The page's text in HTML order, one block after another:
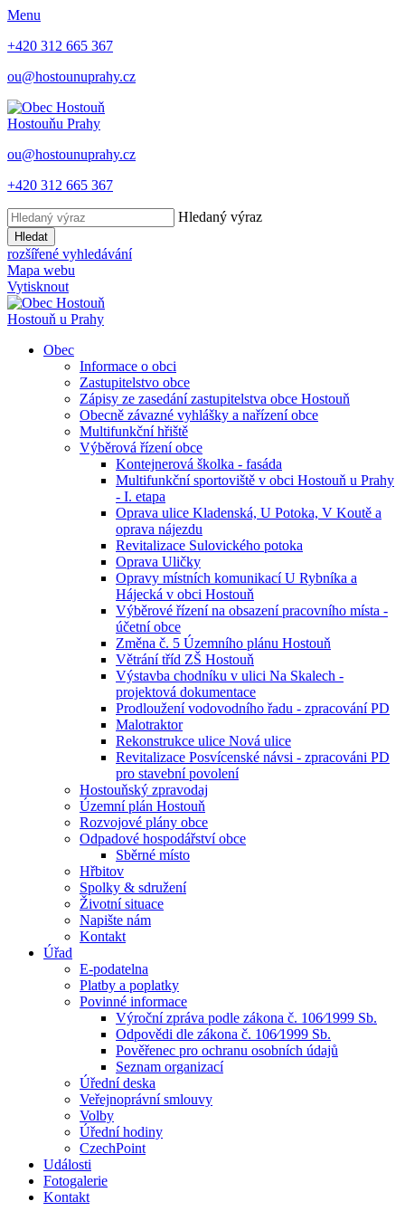
Menu
+420 312 665 367
ou@hostounuprahy.cz
Hostouňu Prahy
ou@hostounuprahy.cz
+420 312 665 367
Hledaný výraz
Hledat
rozšířené vyhledávání
Mapa webu
Vytisknout
Hostouň u Prahy
Obec
Informace o obci
Zastupitelstvo obce
Zápisy ze zasedání zastupitelstva obce Hostouň
Obecně závazné vyhlášky a nařízení obce
Multifunkční hřiště
Výběrová řízení obce
Kontejnerová školka - fasáda
Multifunkční sportoviště v obci Hostouň u Prahy
- I. etapa
Oprava ulice Kladenská, U Potoka, V Koutě a
oprava nájezdu
Revitalizace Sulovického potoka
Oprava Uličky
Opravy místních komunikací U Rybníka a
Hájecká v obci Hostouň
Výběrové řízení na obsazení pracovního místa -
účetní obce
Změna č. 5 Územního plánu Hostouň
Větrání tříd ZŠ Hostouň
Výstavba chodníku v ulici Na Skalech -
projektová dokumentace
Prodloužení vodovodního řadu - zpracování PD
Malotraktor
Rekonstrukce ulice Nová ulice
Revitalizace Posvícenské návsi - zpracováni PD
pro stavební povolení
Hostouňský zpravodaj
Územní plán Hostouň
Rozvojové plány obce
Odpadové hospodářství obce
Sběrné místo
Hřbitov
Spolky & sdružení
Životní situace
Napište nám
Kontakt
Úřad
E-podatelna
Platby a poplatky
Povinné informace
Výroční zpráva podle zákona č. 106⁄1999 Sb.
Odpovědi dle zákona č. 106⁄1999 Sb.
Pověřenec pro ochranu osobních údajů
Seznam organizací
Úřední deska
Veřejnoprávní smlouvy
Volby
Úřední hodiny
CzechPoint
Události
Fotogalerie
Kontakt